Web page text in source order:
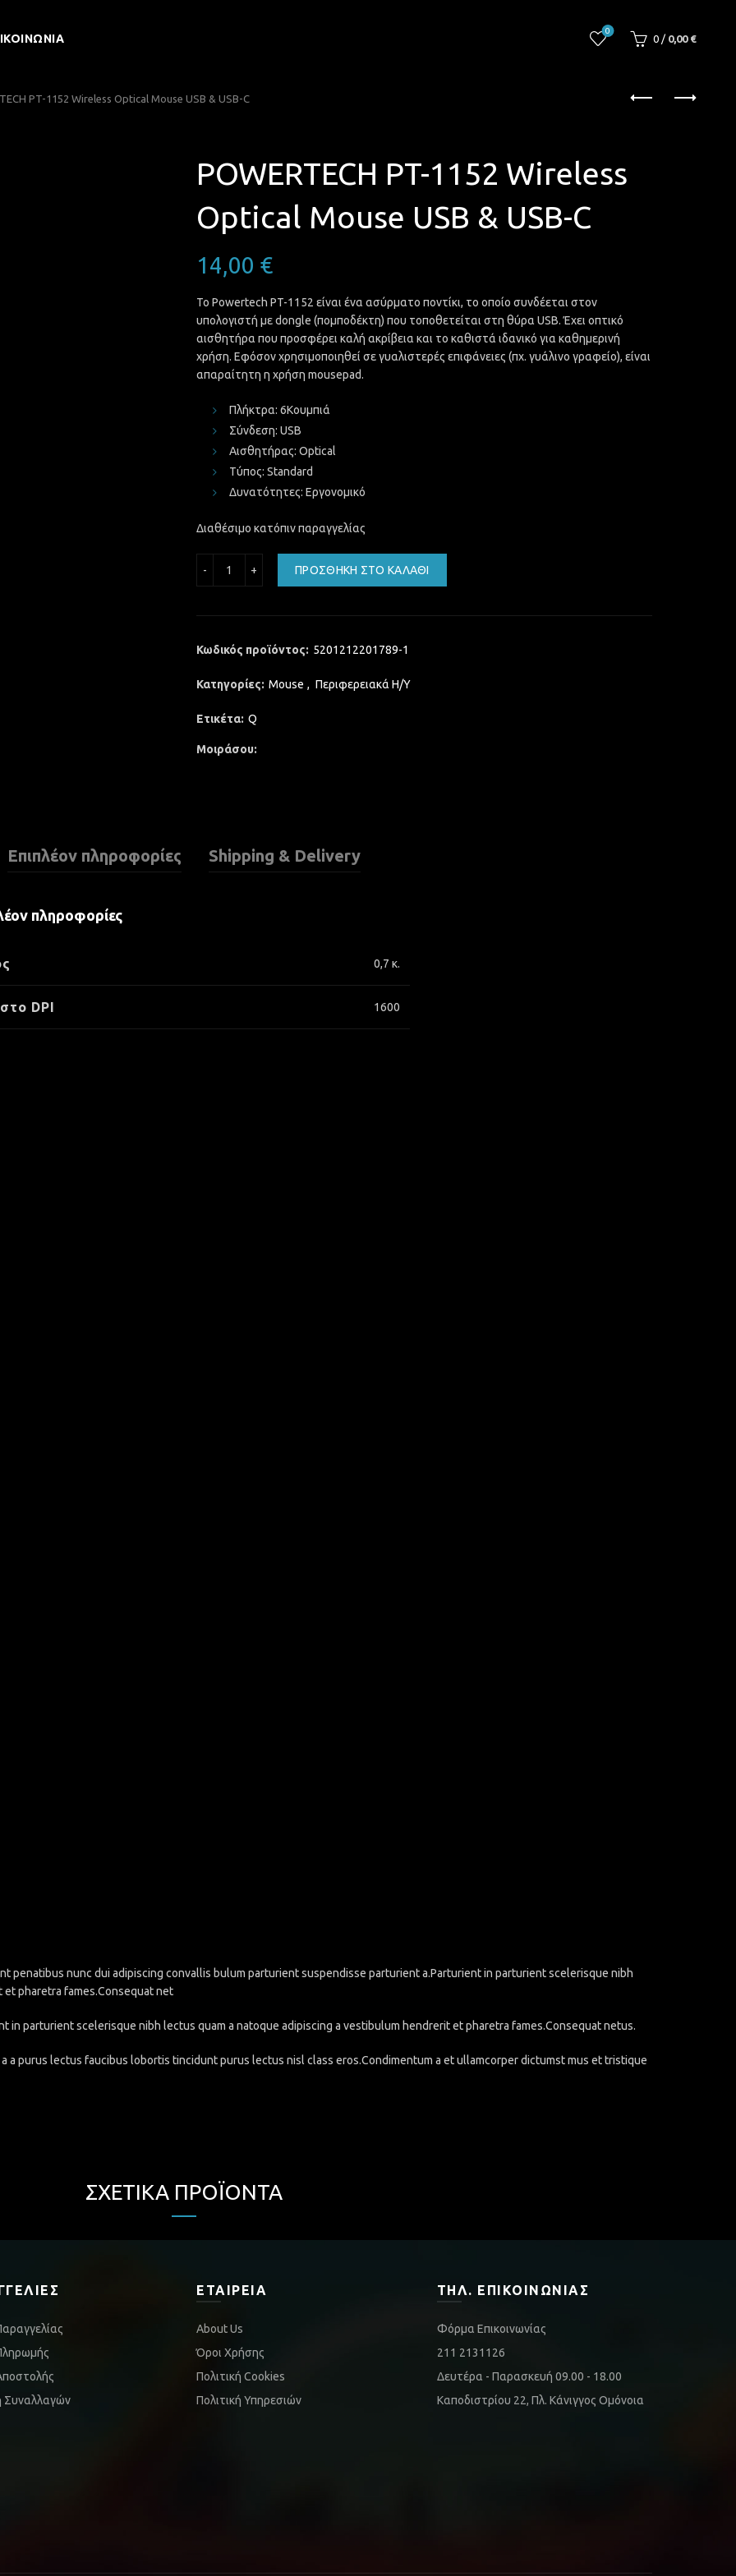
0
0 / 0,00 €
PT-1152 Wireless Optical Mouse USB & USB-C
POWERTECH PT-1152 Wireless
Optical Mouse USB & USB-C
14,00 €
Το Powertech PT-1152 είναι ένα ασύρματο ποντίκι, το οποίο συνδέεται στον
υπολογιστή με dongle (πομποδέκτη) που τοποθετείται στη θύρα USB. Έχει οπτικό
αισθητήρα που προσφέρει καλή ακρίβεια και το καθιστά ιδανικό για καθημερινή
χρήση. Εφόσον χρησιμοποιηθεί σε γυαλιστερές επιφάνειες (πχ. γυάλινο γραφείο), είναι
απαραίτητη η χρήση mousepad.
Πλήκτρα: 6Κουμπιά
Σύνδεση: USB
Αισθητήρας: Optical
Τύπος: Standard
Δυνατότητες: Eργονομικό
Διαθέσιμο κατόπιν παραγγελίας
ΠΡΟΣΘΉΚΗ ΣΤΟ ΚΑΛΆΘΙ
Κωδικός προϊόντος: 5201212201789-1
Κατηγορίες: Mouse , Περιφερειακά Η/Υ
Ετικέτα: Q
Μοιράσου
Επιπλέον πληροφορίες Shipping & Delivery
πληροφορίες
0,7 κ.
DPI 1600
penatibus nunc dui adipiscing convallis bulum parturient suspendisse parturient a.Parturient in parturient scelerisque nibh
et pharetra fames.Consequat net
in parturient scelerisque nibh lectus quam a natoque adipiscing a vestibulum hendrerit et pharetra fames.Consequat netus.
a purus lectus faucibus lobortis tincidunt purus lectus nisl class eros.Condimentum a et ullamcorper dictumst mus et tristique
ΣΧΕΤΙΚΆ ΠΡΟΪΌΝΤΑ
Συναλλαγών
ΕΤΑΙΡΕΊΑ
About Us
Όροι Χρήσης
Πολιτική Cookies
Πολιτική Υπηρεσιών
ΤΗΛ. ΕΠΙΚΟΙΝΩΝΊΑΣ
Φόρμα Επικοινωνίας
211 2131126
Δευτέρα - Παρασκευή 09.00 - 18.00
Καποδιστρίου 22, Πλ. Κάνιγγος Ομόνοια